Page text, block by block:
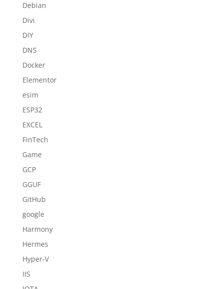
Debian
Divi
DIY
DNS
Docker
Elementor
esim
ESP32
EXCEL
FinTech
Game
GCP
GGUF
GitHub
google
Harmony
Hermes
Hyper-V
IIS